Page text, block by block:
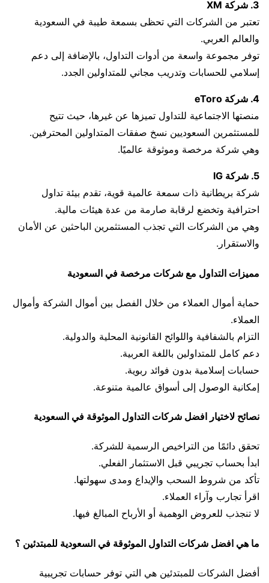
3. شركة XM
تعتبر من الشركات التي تحظى بسمعة طيبة في السعودية
والعالم العربي.
توفر مجموعة واسعة من أدوات التداول، بالإضافة إلى دعم
إسلامي للحسابات وتدريب مجاني للمتداولين الجدد.
4. شركة eToro
منصتها الاجتماعية للتداول تميزها عن غيرها، حيث تتيح
للمستثمرين السعوديين نسخ صفقات المتداولين المحترفين.
وهي شركة مرخصة وموثوقة عالميًا.
5. شركة IG
شركة بريطانية ذات سمعة عالمية قوية، تقدم بيئة تداول
احترافية وتخضع لرقابة صارمة من عدة هيئات مالية.
وهي من الشركات التي تجذب المستثمرين الباحثين عن الأمان
والاستقرار.
مميزات التداول مع شركات مرخصة في السعودية
حماية أموال العملاء من خلال الفصل بين أموال الشركة وأموال
العملاء.
التزام بالشفافية واللوائح القانونية المحلية والدولية.
دعم كامل للمتداولين باللغة العربية.
حسابات إسلامية بدون فوائد ربوية.
إمكانية الوصول إلى أسواق عالمية متنوعة.
نصائح لاختيار افضل شركات التداول الموثوقة في السعودية
تحقق دائمًا من التراخيص الرسمية للشركة.
ابدأ بحساب تجريبي قبل الاستثمار الفعلي.
تأكد من شروط السحب والإيداع ومدى سهولتها.
اقرأ تجارب وآراء العملاء.
لا تنجذب للعروض الوهمية أو الأرباح المبالغ فيها.
ما هي افضل شركات التداول الموثوقة في السعودية للمبتدئين ؟
أفضل الشركات للمبتدئين هي التي توفر حسابات تجريبية